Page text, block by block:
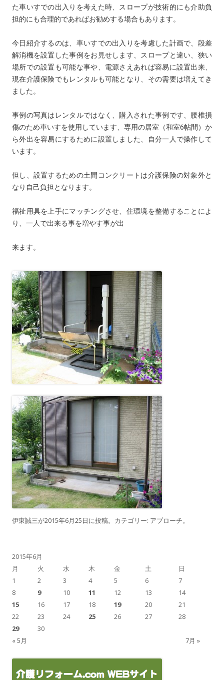
た車いすでの出入りを考えた時、スロープが技術的にも介助負
担的にも合理的であればお勧めする場合もあります。
今日紹介するのは、車いすでの出入りを考慮した計画で、段差
解消機を設置した事例をお見せします、スロープと違い、狭い
場所での設置も可能な事や、電源さえあれば容易に設置出来、
現在介護保険でもレンタルも可能となり、その需要は増えてき
ました。
事例の写真はレンタルではなく、購入された事例です、腰椎損
傷のため車いすを使用しています、専用の居室（和室6帖間）か
ら外出を容易にするために設置しました、自分一人で操作して
います。
但し、設置するための土間コンクリートは介護保険の対象外と
なり自己負担となります。
福祉用具を上手にマッチングさせ、住環境を整備することによ
り、一人で出来る事を増やす事が出
来ます。
伊東誠三が2015年6月25日に投稿。カテゴリー: アプローチ。
2015年6月
月
火 水 木 金 土 日
« 5月 7月 »
1 2 3 4 5 6
7
8
9 10 11 12 13
14
15
16 17 18 19 20
21
22
23 24 25 26 27
28
29
30